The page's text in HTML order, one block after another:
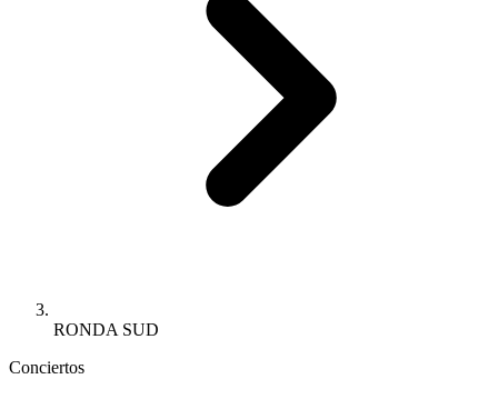
RONDA SUD
Conciertos